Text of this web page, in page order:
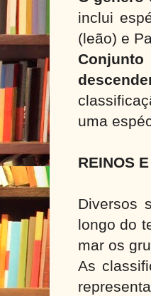
inclui
(leão) e
Conjunto
uma
REINOS
Diversos
longo do
mar os
As